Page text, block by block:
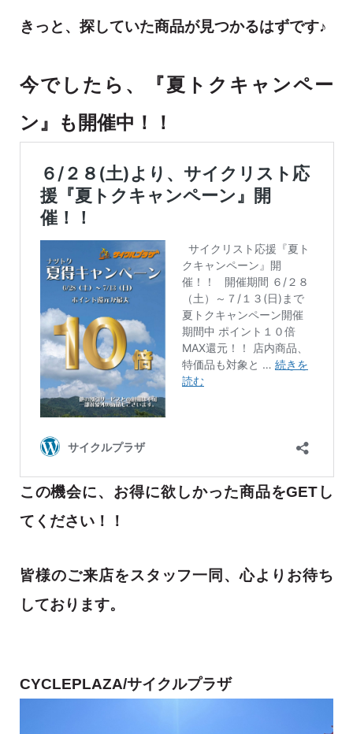
きっと、探していた商品が見つかるはずです♪
今でしたら、『夏トクキャンペー
ン』も開催中！！
この機会に、お得に欲しかった商品をGETし
てください！！
皆様のご来店をスタッフ一同、心よりお待ち
しております。
CYCLEPLAZA/サイクルプラザ